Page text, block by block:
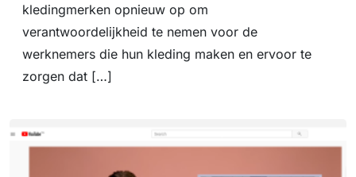
kledingmerken opnieuw op om
verantwoordelijkheid te nemen voor de
werknemers die hun kleding maken en ervoor te
zorgen dat […]